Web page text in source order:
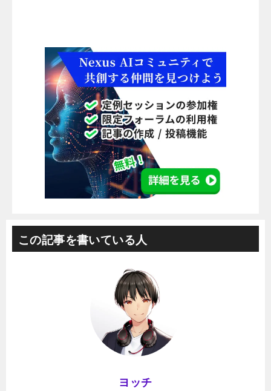
この記事を書いている人
ヨッチ